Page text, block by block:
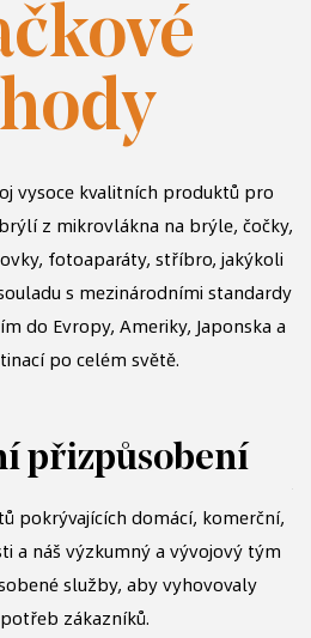
vysoce kvalitních produktů pro
z mikrovlákna na brýle, čočky,
fotoaparáty, stříbro, jakýkoli
s mezinárodními standardy
do Evropy, Ameriky, Japonska a
po celém světě.
přizpůsobení
pokrývajících domácí, komerční,
a náš výzkumný a vývojový tým
služby, aby vyhovovaly
zákazníků.